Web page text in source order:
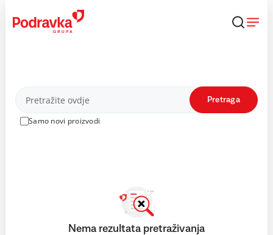
content
Proizvodi
Samo novi proizvodi
Pretraga
Nema rezultata pretraživanja